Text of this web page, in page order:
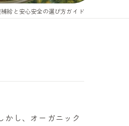
給と安心安全の選び方ガイド
し、オーガニック